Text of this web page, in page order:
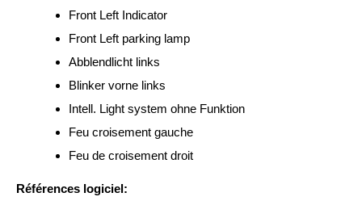
Front Left Indicator
Front Left parking lamp
Abblendlicht links
Blinker vorne links
Intell. Light system ohne Funktion
Feu croisement gauche
Feu de croisement droit
Références logiciel: